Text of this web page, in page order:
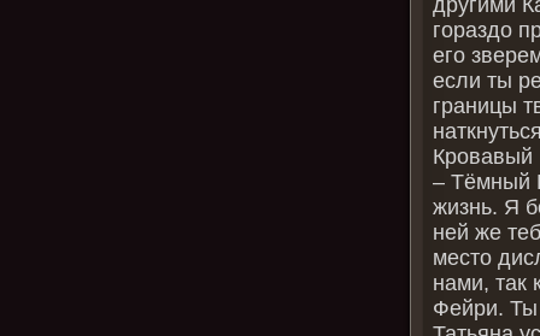
гораздо
его
если ты
границы
Кровавый
– Тёмный
жизнь. Я
ней же
место
нами, так
Фейри. Ты